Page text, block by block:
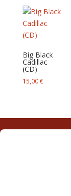
Big Black
Cadillac
(CD)
15,00€